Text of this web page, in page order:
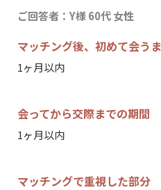
ご回答者：Y様 60代 女性
マッチング後、初めて会う
1ヶ月以内
会ってから交際までの期間
1ヶ月以内
マッチングで重視した部分